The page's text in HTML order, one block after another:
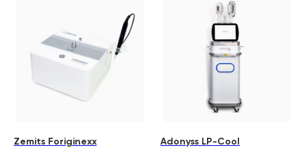
Zemits Foriginexx Adonyss LP-Cool
zemits.com
zemits.de